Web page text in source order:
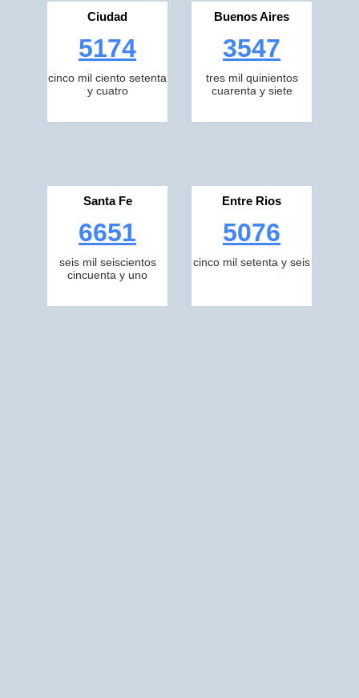
Ciudad
5174
cinco mil ciento setenta
y cuatro
Buenos Aires
3547
tres mil quinientos
cuarenta y siete
Santa Fe
6651
seis mil seiscientos
cincuenta y uno
Entre Rios
5076
cinco mil setenta y seis